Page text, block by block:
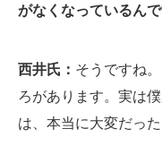
がなくなっているんで
西井氏： そうですね
ろがあります。実は
は、本当に大変だった